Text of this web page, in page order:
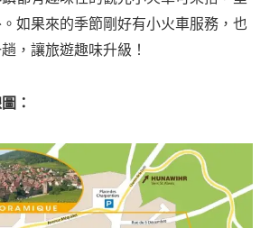
如果來的季節剛好有小火車服務，也
，讓旅遊趣味升級！
：